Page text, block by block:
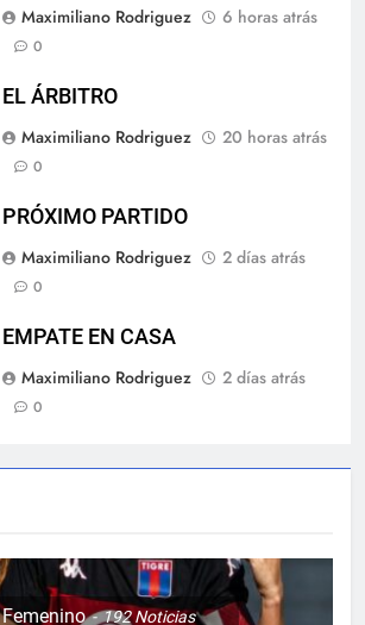
Maximiliano Rodriguez
6 horas atrás
0
EL ÁRBITRO
Maximiliano Rodriguez
20 horas atrás
0
PRÓXIMO PARTIDO
Maximiliano Rodriguez
2 días atrás
0
EMPATE EN CASA
Maximiliano Rodriguez
2 días atrás
0
Femenino 192Noticias